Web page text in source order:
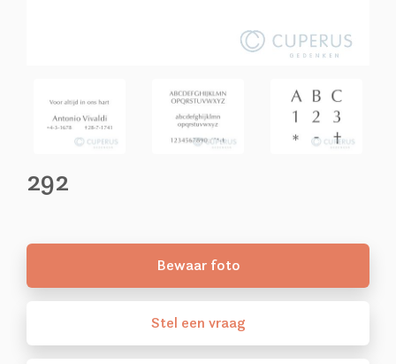
292
Bewaar foto
Stel een vraag